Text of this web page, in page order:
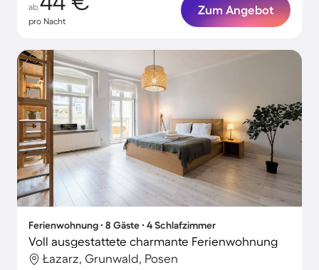
ab
pro Nacht
Zum Angebot
Ferienwohnung ∙ 8 Gäste ∙ 4 Schlafzimmer
Voll ausgestattete charmante Ferienwohnung
Łazarz, Grunwald, Posen